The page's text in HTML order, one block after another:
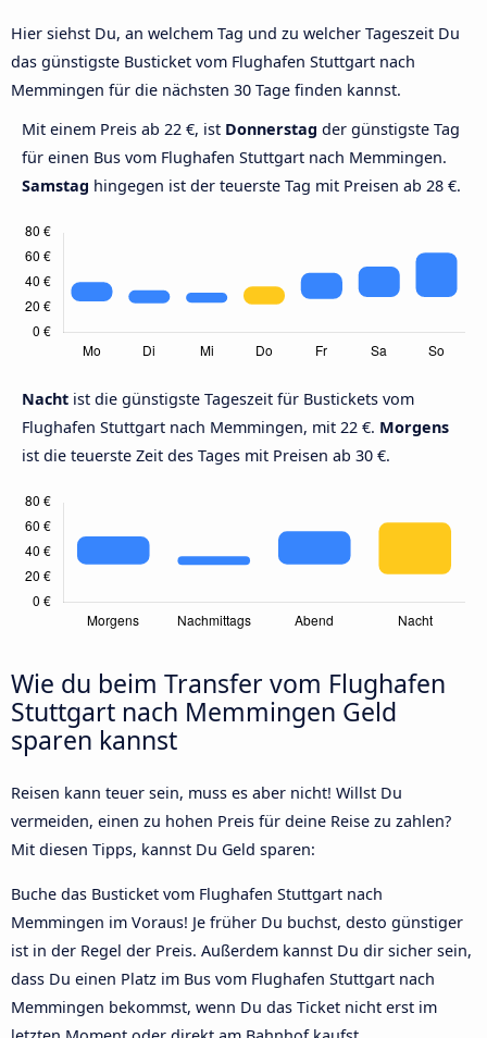
Hier siehst Du, an welchem Tag und zu welcher Tageszeit Du
das günstigste Busticket vom Flughafen Stuttgart nach
Memmingen für die nächsten 30 Tage finden kannst.
Mit einem Preis ab 22 €, ist Donnerstag der günstigste Tag
für einen Bus vom Flughafen Stuttgart nach Memmingen.
Samstag hingegen ist der teuerste Tag mit Preisen ab 28 €.
Nacht ist die günstigste Tageszeit für Bustickets vom
Flughafen Stuttgart nach Memmingen, mit 22 €. Morgens
ist die teuerste Zeit des Tages mit Preisen ab 30 €.
Wie du beim Transfer vom Flughafen
Stuttgart nach Memmingen Geld
sparen kannst
Reisen kann teuer sein, muss es aber nicht! Willst Du
vermeiden, einen zu hohen Preis für deine Reise zu zahlen?
Mit diesen Tipps, kannst Du Geld sparen:
Buche das Busticket vom Flughafen Stuttgart nach
Memmingen im Voraus! Je früher Du buchst, desto günstiger
ist in der Regel der Preis. Außerdem kannst Du dir sicher sein,
dass Du einen Platz im Bus vom Flughafen Stuttgart nach
Memmingen bekommst, wenn Du das Ticket nicht erst im